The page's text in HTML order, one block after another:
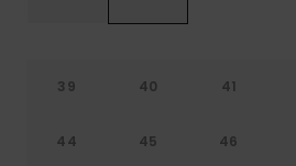
39 40 41
44 45 46